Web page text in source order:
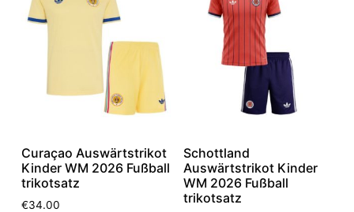
Curaçao Auswärtstrikot
Kinder WM 2026 Fußball
trikotsatz
€34.00
Schottland
Auswärtstrikot Kinder
WM 2026 Fußball
trikotsatz